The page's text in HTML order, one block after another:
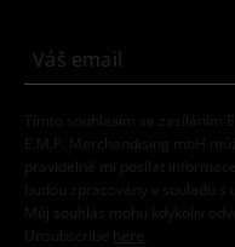
Tímto souhlasím se zasíláním
E.M.P. Merchandising mbH
pravidelně mi posílat
budou zpracovány v souladu s
Můj souhlas mohu kdykoliv
Unsubscribe here